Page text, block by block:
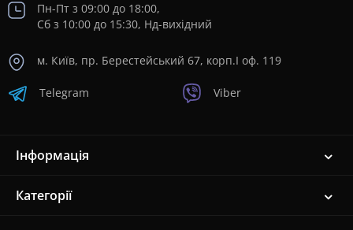
Пн-Пт з 09:00 до 18:00,
Сб з 10:00 до 15:30, Нд-вихідний
м. Київ, пр. Берестейський 67, корп.I оф. 119
Telegram Viber
Інформація
Категорії